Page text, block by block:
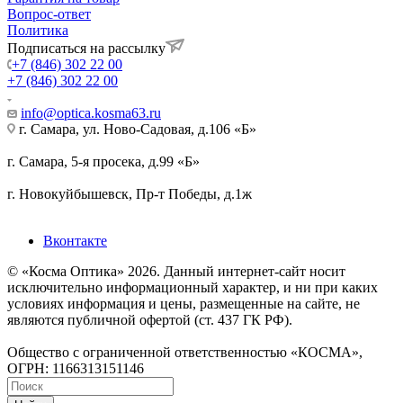
Вопрос-ответ
Политика
Подписаться на рассылку
+7 (846) 302 22 00
+7 (846) 302 22 00
info@optica.kosma63.ru
г. Самара, ул. Ново-Садовая, д.106 «Б»
г. Самара, 5-я просека, д.99 «Б»
г. Новокуйбышевск, Пр-т Победы, д.1ж
Вконтакте
© «Косма Оптика» 2026. Данный интернет-сайт носит
исключительно информационный характер, и ни при каких
условиях информация и цены, размещенные на сайте, не
являются публичной офертой (ст. 437 ГК РФ).
Общество с ограниченной ответственностью «КОСМА»,
ОГРН: 1166313151146